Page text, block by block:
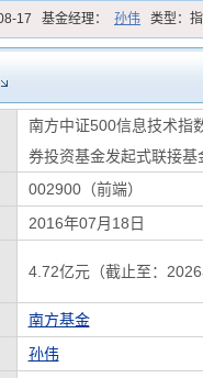
17 基金经理： 孙伟 类型：
南方中证500信息技术指
券投资基金发起式联接基
002900（前端）
2016年07月18日
4.72亿元（截止至：2026
南方基金
孙伟